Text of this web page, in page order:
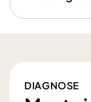
DIAGNOSE